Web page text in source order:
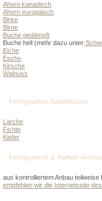
Ahorn kanadisch
Ahorn europäisch
Birke
Birne
Buche gedämpft
Buche hell (mehr dazu unter
Eiche
Esche
Kirsche
Walnuss
Fertigparkett Nadelhölzer
Lärche
Fichte
Kiefer
Fertigparkett & Parkett
aus kontrolliertem Anbau teilweise
empfehlen wir die Internetseite